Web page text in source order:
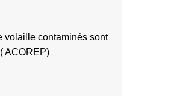
volaille contaminés sont
ACOREP)